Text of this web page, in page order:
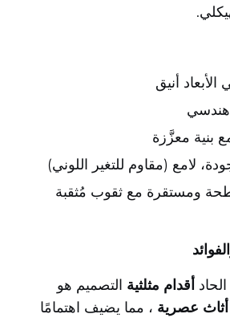
أنيق
هندسي
بنية معزَّزة
لامع (مقاوم للتغير اللوني)
ومستقرة مع ثقوب مُثقبة
الحاد أقدام مثلثية التصميم هو
عصرية ، مما يضيف اهتمامًا